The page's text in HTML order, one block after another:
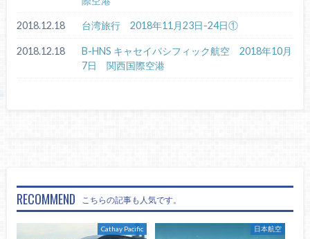
2018.12.18 台湾旅行 2018年11月23日-24日①
2018.12.18
B-HNS キャセイパシフィック航空 2018年10月
7日 関西国際空港
RECOMMEND こちらの記事も人気です。
Cathay Pacific 日本航空